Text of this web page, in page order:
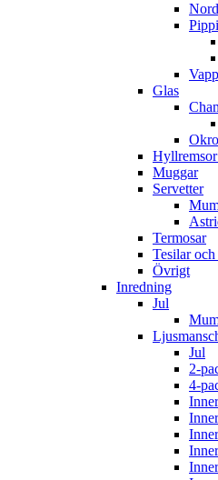
Glas
Muggar
Servetter
Termosar
Tesilar och
Övrigt
Inredning
Jul
Jul
2-
4-